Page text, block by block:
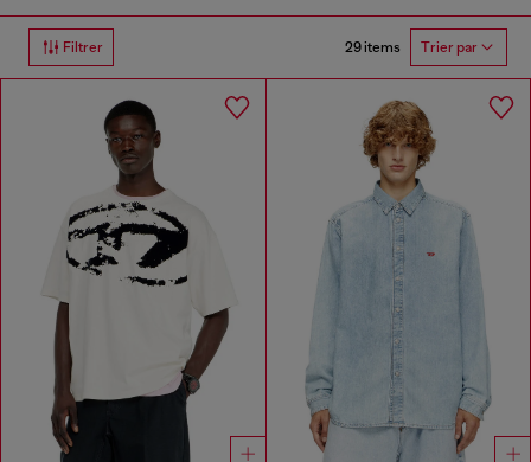
Filtrer 29 items Trier par